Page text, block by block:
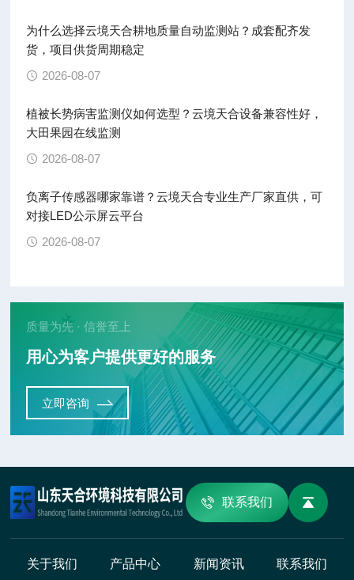
为什么选择云境天合耕地质量自动监测站？成套配齐发
货，项目供货周期稳定
2026-08-07
植被长势病害监测仪如何选型？云境天合设备兼容性好，
大田果园在线监测
2026-08-07
负离子传感器哪家靠谱？云境天合专业生产厂家直供，可
对接LED公示屏云平台
2026-08-07
质量为先 · 信誉至上
用心为客户提供更好的服务
立即咨询
联系我们
关于我们 产品中心 新闻资讯 联系我们